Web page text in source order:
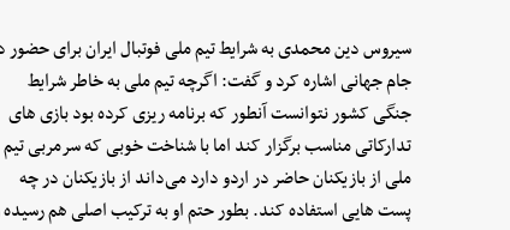
سیروس دین محمدی به شرایط تیم ملی فوتبال ایران برای حضور
جام جهانی اشاره کرد و گفت: اگرچه تیم ملی به خاطر شرایط
جنگی کشور نتوانست آنطور که برنامه ریزی کرده بود بازی های
تدارکاتی مناسب برگزار کند اما با شناخت خوبی که سرمربی تیم
ملی از بازیکنان حاضر در اردو دارد می‌داند از بازیکنان در چه
پست هایی استفاده کند. بطور حتم او به ترکیب اصلی هم رسیده